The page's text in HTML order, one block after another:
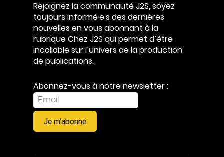
Rejoignez la communauté J2S, soyez
toujours informé·e·s des dernières
nouvelles en vous abonnant à la
rubrique Chez J2S qui permet d’être
incollable sur l’univers de la production
de publications.
Abonnez-vous à notre newsletter :
Je m'abonne